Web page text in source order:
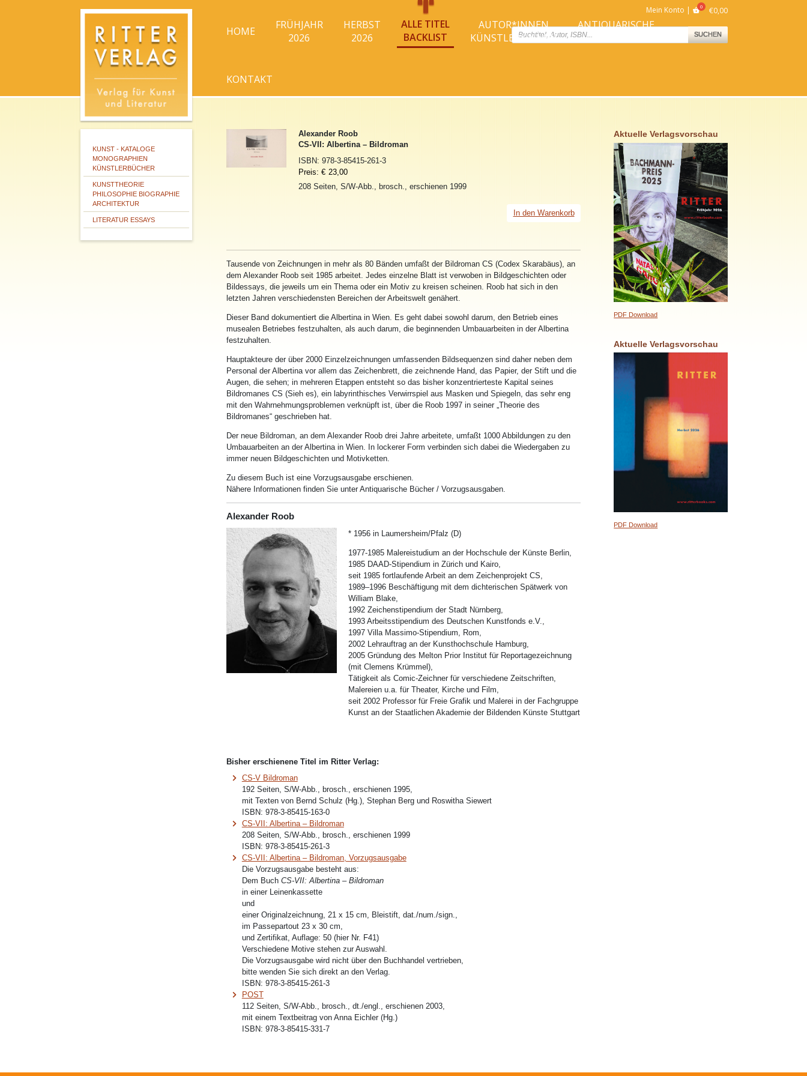
Mein Konto €0,00
Products
search
SUCHEN
HOME
FRÜHJAHR
2026
HERBST
2026
ALLE TITEL
BACKLIST
AUTOR*INNEN
KÜNSTLER*INNEN
ANTIQUARISCHE
KONTAKT
KUNST - KATALOGE
MONOGRAPHIEN
KÜNSTLERBÜCHER
KUNSTTHEORIE
PHILOSOPHIE BIOGRAPHIE
ARCHITEKTUR
LITERATUR ESSAYS
Alexander Roob
CS-VII: Albertina – Bildroman
ISBN: 978-3-85415-261-3
Preis: € 23,00
208 Seiten, S/W-Abb., brosch., erschienen 1999
In den Warenkorb
Tausende von Zeichnungen in mehr als 80 Bänden umfaßt der Bildroman CS (Codex Skarabäus), an
dem Alexander Roob seit 1985 arbeitet. Jedes einzelne Blatt ist verwoben in Bildgeschichten oder
Bildessays, die jeweils um ein Thema oder ein Motiv zu kreisen scheinen. Roob hat sich in den
letzten Jahren verschiedensten Bereichen der Arbeitswelt genähert.
Dieser Band dokumentiert die Albertina in Wien. Es geht dabei sowohl darum, den Betrieb eines
musealen Betriebes festzuhalten, als auch darum, die beginnenden Umbauarbeiten in der Albertina
festzuhalten.
Hauptakteure der über 2000 Einzelzeichnungen umfassenden Bildsequenzen sind daher neben dem
Personal der Albertina vor allem das Zeichenbrett, die zeichnende Hand, das Papier, der Stift und die
Augen, die sehen; in mehreren Etappen entsteht so das bisher konzentrierteste Kapital seines
Bildromanes CS (Sieh es), ein labyrinthisches Verwirrspiel aus Masken und Spiegeln, das sehr eng
mit den Wahrnehmungsproblemen verknüpft ist, über die Roob 1997 in seiner „Theorie des
Bildromanes“ geschrieben hat.
Der neue Bildroman, an dem Alexander Roob drei Jahre arbeitete, umfaßt 1000 Abbildungen zu den
Umbauarbeiten an der Albertina in Wien. In lockerer Form verbinden sich dabei die Wiedergaben zu
immer neuen Bildgeschichten und Motivketten.
Zu diesem Buch ist eine Vorzugsausgabe erschienen.
Nähere Informationen finden Sie unter Antiquarische Bücher / Vorzugsausgaben.
Alexander Roob
* 1956 in Laumersheim/Pfalz (D)
1977-1985 Malereistudium an der Hochschule der Künste Berlin,
1985 DAAD-Stipendium in Zürich und Kairo,
seit 1985 fortlaufende Arbeit an dem Zeichenprojekt CS,
1989–1996 Beschäftigung mit dem dichterischen Spätwerk von
William Blake,
1992 Zeichenstipendium der Stadt Nürnberg,
1993 Arbeitsstipendium des Deutschen Kunstfonds e.V.,
1997 Villa Massimo-Stipendium, Rom,
2002 Lehrauftrag an der Kunsthochschule Hamburg,
2005 Gründung des Melton Prior Institut für Reportagezeichnung
(mit Clemens Krümmel),
Tätigkeit als Comic-Zeichner für verschiedene Zeitschriften,
Malereien u.a. für Theater, Kirche und Film,
seit 2002 Professor für Freie Grafik und Malerei in der Fachgruppe
Kunst an der Staatlichen Akademie der Bildenden Künste Stuttgart
Bisher erschienene Titel im Ritter Verlag:
CS-V Bildroman
192 Seiten, S/W-Abb., brosch., erschienen 1995,
mit Texten von Bernd Schulz (Hg.), Stephan Berg und Roswitha Siewert
ISBN: 978-3-85415-163-0
CS-VII: Albertina – Bildroman
208 Seiten, S/W-Abb., brosch., erschienen 1999
ISBN: 978-3-85415-261-3
CS-VII: Albertina – Bildroman, Vorzugsausgabe
Die Vorzugsausgabe besteht aus:
Dem Buch CS-VII: Albertina – Bildroman
in einer Leinenkassette
und
einer Originalzeichnung, 21 x 15 cm, Bleistift, dat./num./sign.,
im Passepartout 23 x 30 cm,
und Zertifikat, Auflage: 50 (hier Nr. F41)
Verschiedene Motive stehen zur Auswahl.
Die Vorzugsausgabe wird nicht über den Buchhandel vertrieben,
bitte wenden Sie sich direkt an den Verlag.
ISBN: 978-3-85415-261-3
POST
112 Seiten, S/W-Abb., brosch., dt./engl., erschienen 2003,
mit einem Textbeitrag von Anna Eichler (Hg.)
ISBN: 978-3-85415-331-7
Aktuelle Verlagsvorschau
PDF Download
Aktuelle Verlagsvorschau
PDF Download